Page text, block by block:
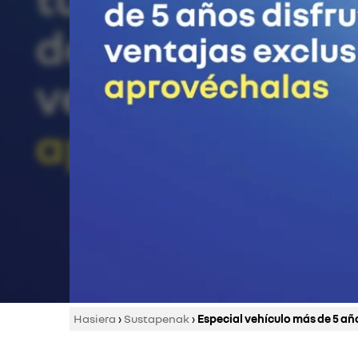
Hasiera › Sustapenak› Especial vehículo más de 5